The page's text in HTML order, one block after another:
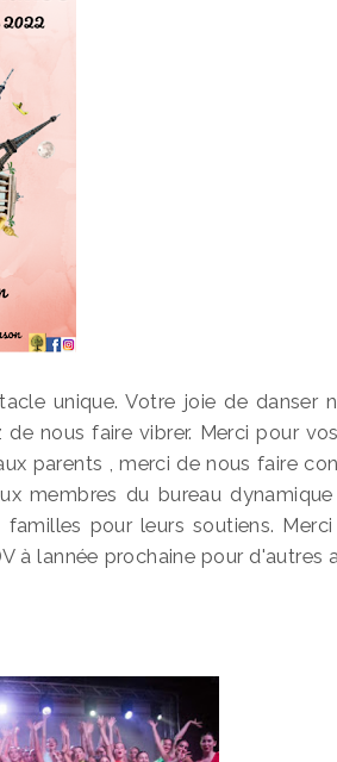
unique. Votre joie de danser
nous faire vibrer. Merci pour
parents , merci de nous faire
membres du bureau
pour leurs soutiens. Merci
à lannée prochaine pour d'autres